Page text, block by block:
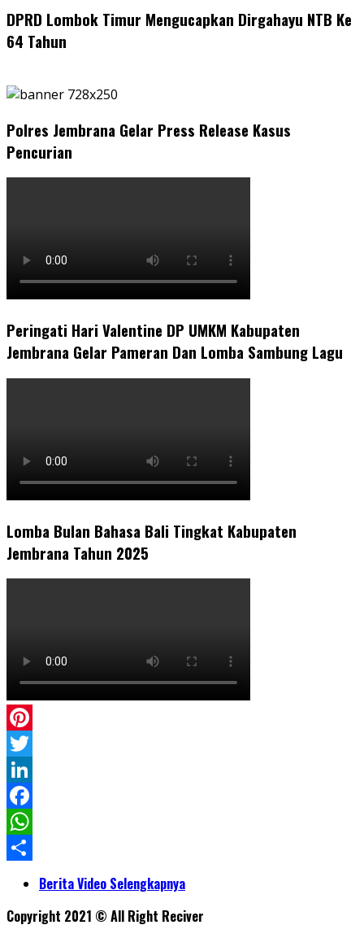
DPRD Lombok Timur Mengucapkan Dirgahayu NTB Ke
64 Tahun
Polres Jembrana Gelar Press Release Kasus
Pencurian
Peringati Hari Valentine DP UMKM Kabupaten
Jembrana Gelar Pameran Dan Lomba Sambung Lagu
Lomba Bulan Bahasa Bali Tingkat Kabupaten
Jembrana Tahun 2025
Pinterest
Twitter
LinkedIn
Facebook
WhatsApp
ShareBerita Video Selengkapnya
Copyright 2021 © All Right Reciver